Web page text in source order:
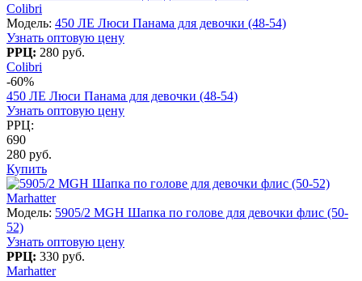
Colibri
Модель: 450 ЛЕ Люси Панама для девочки (48-54)
Узнать оптовую цену
РРЦ: 280 руб.
Colibri
-60%
450 ЛЕ Люси Панама для девочки (48-54)
Узнать оптовую цену
РРЦ:
690
280 руб.
Купить
Marhatter
Модель: 5905/2 MGH Шапка по голове для девочки флис (50-
52)
Узнать оптовую цену
РРЦ: 330 руб.
Marhatter